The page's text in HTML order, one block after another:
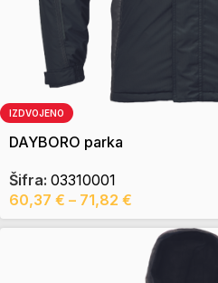
IZDVOJENO
DAYBORO parka
Šifra: 03310001
60,37 € – 71,82 €